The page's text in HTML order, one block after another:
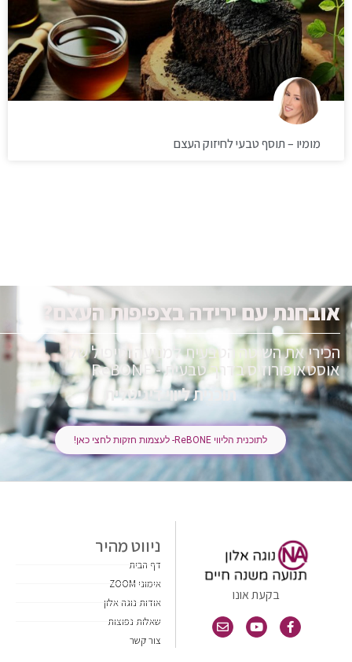
מומיו – תוסף טבעי לחיזוק העצם
אובחנת עם ירידה בצפיפות העצם?
הכירי את השיטה הטבעית למניעה וטיפול של
אוסטאופורוזיס בדרך טבעית - ReBONE
תוכנית ליווי דיגיטלית
לתוכנית הליווי ReBONE- לעצמות חזקות לחצי כאן!
בקעת אונו
ניווט מהיר
דף הבית
אימוני ZOOM
אודות נוגה אלון
שאלות נפוצות
צור קשר